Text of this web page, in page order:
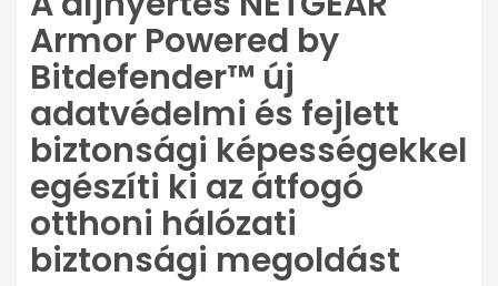
Armor Powered by
Bitdefender™ új
adatvédelmi és fejlett
biztonsági képességekkel
egészíti ki az átfogó
otthoni hálózati
biztonsági megoldást